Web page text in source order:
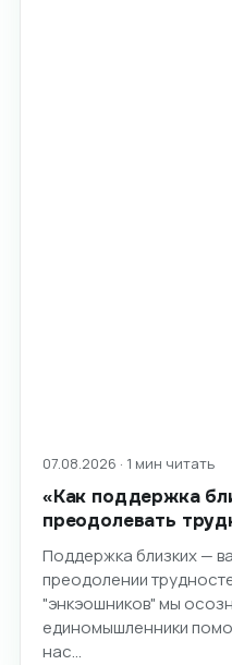
07.08.2026 · 1 мин читать
«Как поддержка
преодолевать
Поддержка близких —
преодолении
"энкэошников" мы
единомышленники
нас…